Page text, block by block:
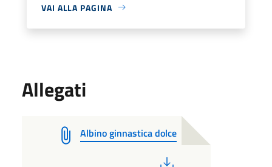
VAI ALLA PAGINA
Allegati
Albino ginnastica dolce